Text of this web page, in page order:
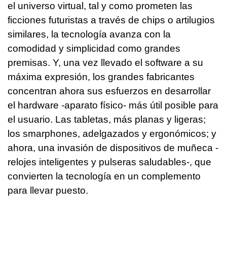
el universo virtual, tal y como prometen las
ficciones futuristas a través de chips o artilugios
similares, la tecnología avanza con la
comodidad y simplicidad como grandes
premisas. Y, una vez llevado el software a su
máxima expresión, los grandes fabricantes
concentran ahora sus esfuerzos en desarrollar
el hardware -aparato físico- más útil posible para
el usuario. Las tabletas, más planas y ligeras;
los smarphones, adelgazados y ergonómicos; y
ahora, una invasión de dispositivos de muñeca -
relojes inteligentes y pulseras saludables-, que
convierten la tecnología en un complemento
para llevar puesto.